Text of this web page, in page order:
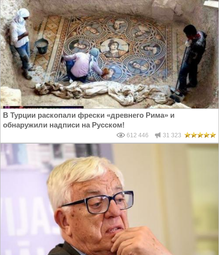
В Турции раскопали фрески «древнего Рима» и
обнаружили надписи на Русском!
612 446 31 323